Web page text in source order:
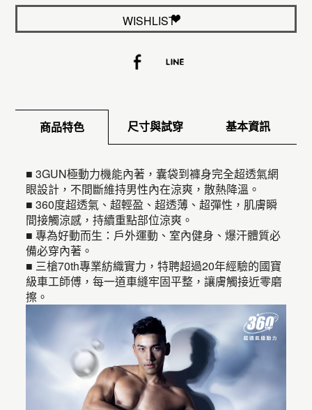
WISHLIST
商品特色 尺寸與試穿 基本資訊
■ 3GUN極動力機能內著，囊袋到褲身完全超透氣網
眼設計，不間斷維持男性內在涼爽，散熱降溫。
■ 360度超透氣、超輕盈、超透薄、超彈性，肌膚瞬
間接觸涼感，持續重點部位涼爽。
■ 專為好動而生：戶外運動、室內健身、爆汗體質必
備必穿內著。
■ 三槍70th專業紡織實力，特聘超過20年經驗的國寶
級車工師傅，每一道車縫牢固平整，讓膚觸接近零磨
擦。